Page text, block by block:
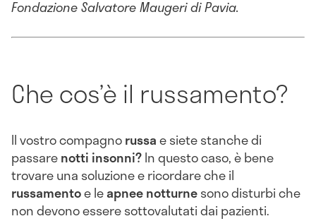
Fondazione Salvatore Maugeri di Pavia.
Che cos’è il russamento?
Il vostro compagnorussae siete stanche di
passarenotti insonni?In questo caso, è bene
trovare una soluzione e ricordare che il
russamentoe leapneenotturnesono disturbi che
non devono essere sottovalutati dai pazienti.